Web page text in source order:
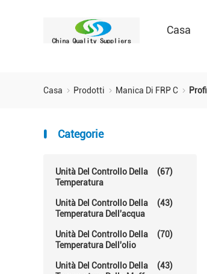
Casa
Casa Prodotti Manica Di FRP C
Categorie
Unità Del Controllo Della
Temperatura
(67)
Unità Del Controllo Della
Temperatura Dell'acqua
(43)
Unità Del Controllo Della
Temperatura Dell'olio
(70)
Unità Del Controllo Della
(43)